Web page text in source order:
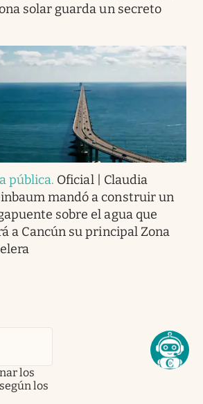
solar guarda un secreto
pública. Oficial | Claudia
mandó a construir un
sobre el agua que
a Cancún su principal Zona
los
los